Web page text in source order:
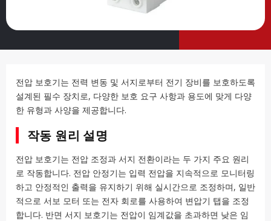
전압 보호기는 전력 변동 및 서지로부터 전기 장비를 보호하도록
설계된 필수 장치로, 다양한 보호 요구 사항과 용도에 맞게 다양
한 유형과 사양을 제공합니다.
작동 원리 설명
전압 보호기는 전압 조정과 서지 전환이라는 두 가지 주요 원리
로 작동합니다. 전압 안정기는 입력 전압을 지속적으로 모니터링
하고 안정적인 출력을 유지하기 위해 실시간으로 조정하며, 일반
적으로 서보 모터 또는 전자 회로를 사용하여 변압기 탭을 조정
합니다. 반면 서지 보호기는 전압이 임계값을 초과하면 낮은 임